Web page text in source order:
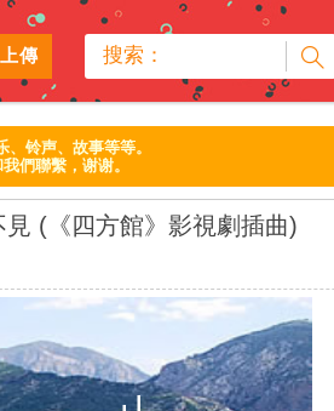
上傳 搜索：
铃声、故事等等。
們聯繫，谢谢。
見 (《四方館》影視劇插曲)